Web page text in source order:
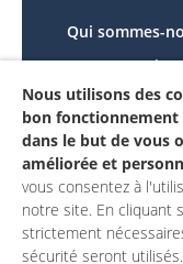
Qui sommes-
Le projet
Contactez-
Mon
Nous utilisons des
bon fonctionnement
dans le but de vous
améliorée et
vous consentez à
notre site. En cliquant
strictement
sécurité seront